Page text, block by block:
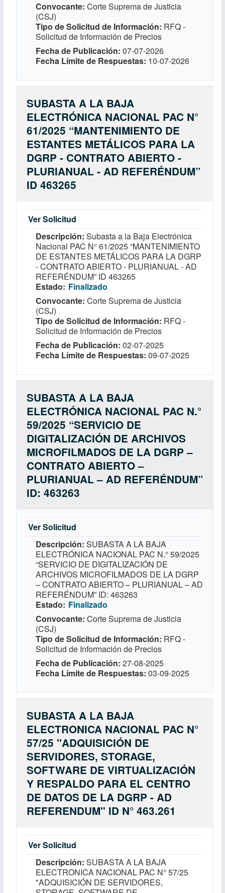
Convocante Corte Suprema de Justicia
(CSJ)
Tipo de Solicitud de Información RFQ -
Solicitud de Información de Precios
Fecha de Publicación 07-07-2026
Fecha Límite de Respuestas 10-07-2026
SUBASTA A LA BAJA
ELECTRÓNICA NACIONAL PAC N°
61/2025 “MANTENIMIENTO DE
ESTANTES METÁLICOS PARA LA
DGRP - CONTRATO ABIERTO -
PLURIANUAL - AD REFERÉNDUM”
ID 463265
Ver Solicitud
Descripción Subasta a la Baja Electrónica
Nacional PAC N° 61/2025 “MANTENIMIENTO
DE ESTANTES METÁLICOS PARA LA DGRP
- CONTRATO ABIERTO - PLURIANUAL - AD
REFERÉNDUM” ID 463265
Estado Finalizado
Convocante Corte Suprema de Justicia
(CSJ)
Tipo de Solicitud de Información RFQ -
Solicitud de Información de Precios
Fecha de Publicación 02-07-2025
Fecha Límite de Respuestas 09-07-2025
SUBASTA A LA BAJA
ELECTRÓNICA NACIONAL PAC N.°
59/2025 “SERVICIO DE
DIGITALIZACIÓN DE ARCHIVOS
MICROFILMADOS DE LA DGRP –
CONTRATO ABIERTO –
PLURIANUAL – AD REFERÉNDUM”
ID: 463263
Ver Solicitud
Descripción SUBASTA A LA BAJA
ELECTRÓNICA NACIONAL PAC N.° 59/2025
“SERVICIO DE DIGITALIZACIÓN DE
ARCHIVOS MICROFILMADOS DE LA DGRP
– CONTRATO ABIERTO – PLURIANUAL – AD
REFERÉNDUM” ID: 463263
Estado Finalizado
Convocante Corte Suprema de Justicia
(CSJ)
Tipo de Solicitud de Información RFQ -
Solicitud de Información de Precios
Fecha de Publicación 27-08-2025
Fecha Límite de Respuestas 03-09-2025
SUBASTA A LA BAJA
ELECTRONICA NACIONAL PAC N°
57/25 "ADQUISICIÓN DE
SERVIDORES, STORAGE,
SOFTWARE DE VIRTUALIZACIÓN
Y RESPALDO PARA EL CENTRO
DE DATOS DE LA DGRP - AD
REFERENDUM" ID N° 463.261
Ver Solicitud
Descripción SUBASTA A LA BAJA
ELECTRONICA NACIONAL PAC N° 57/25
"ADQUISICIÓN DE SERVIDORES,